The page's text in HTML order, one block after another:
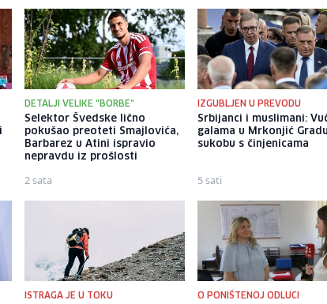
DETALJI VELIKE "BORBE"
Selektor Švedske lično
pokušao preoteti Smajlovića,
Barbarez u Atini ispravio
nepravdu iz prošlosti
2 sata
IZGUBLJEN U PREVODU
Srbijanci i muslimani:
galama u Mrkonjić
sukobu s činjenicama
5 sati
ISTRAGA JE U TOKU O PONIŠTENOJ ODLUCI